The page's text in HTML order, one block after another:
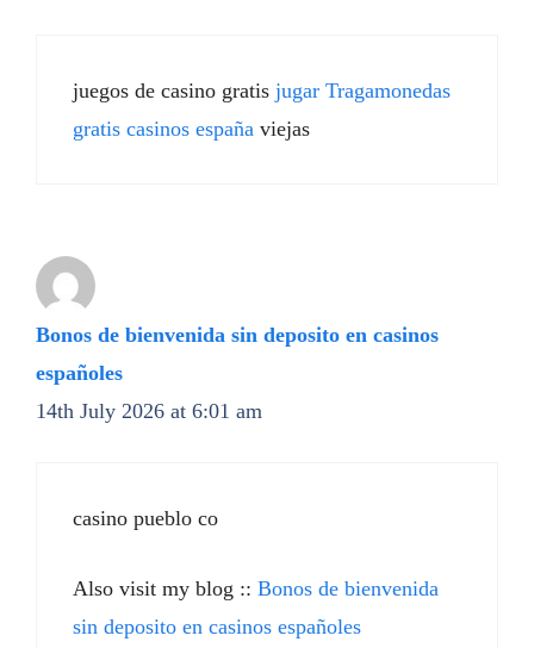
juegos de casino gratis jugar Tragamonedas
gratis casinos españa viejas
Bonos de bienvenida sin deposito en casinos
españoles
14th July 2026 at 6:01 am
casino pueblo co
Also visit my blog :: Bonos de bienvenida
sin deposito en casinos españoles